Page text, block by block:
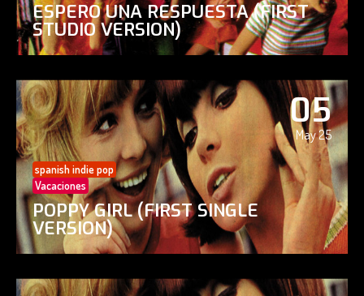
ESPERO UNA RESPUESTA (FIRST
STUDIO VERSION)
05
May 25
spanish indie pop
Vacaciones
POPPY GIRL (FIRST SINGLE
VERSION)